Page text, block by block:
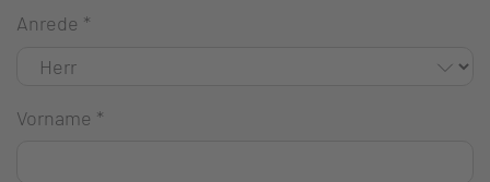
Anrede *
Vorname *